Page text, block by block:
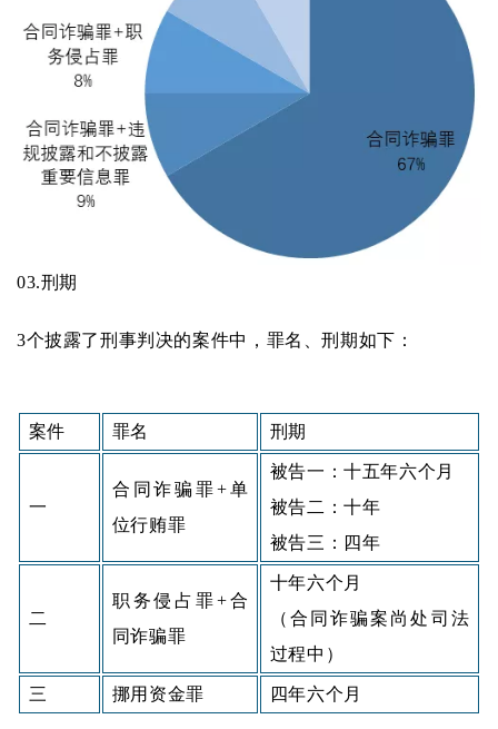
03.刑期
3个披露了刑事判决的案件中，罪名、刑期如下：
案件 罪名 刑期
一
合同诈骗罪+单
位行贿罪
被告一：十五年六个月
被告二：十年
被告三：四年
二
职务侵占罪+合
同诈骗罪
十年六个月
（合同诈骗案尚处司法
过程中）
三 挪用资金罪 四年六个月